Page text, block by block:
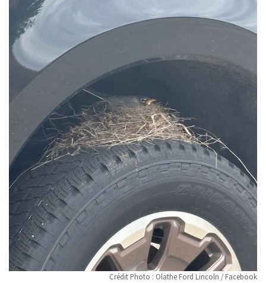
Crédit Photo : Olathe Ford Lincoln / Facebook